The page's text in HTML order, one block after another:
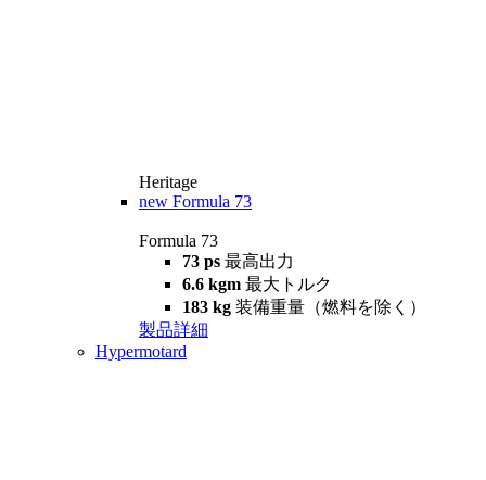
Heritage
new Formula 73
Formula 73
73 ps 最高出力
6.6 kgm 最大トルク
183 kg 装備重量（燃料を除く）
製品詳細
Hypermotard